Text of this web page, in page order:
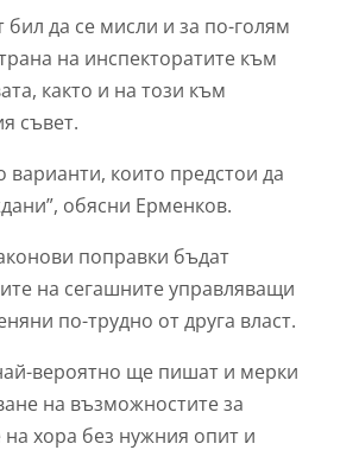
бил да се мисли и за по-голям
на инспекторатите към
както и на този към
съвет.
варианти, които предстои да
обясни Ерменков.
поправки бъдат
на сегашните управляващи
по-трудно от друга власт.
вероятно ще пишат и мерки
на възможностите за
на хора без нужния опит и